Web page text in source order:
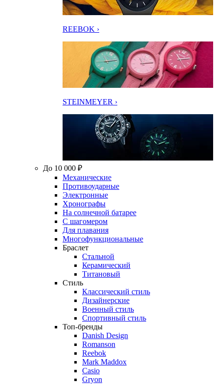
REEBOK ›
STEINMEYER ›
До 10 000 ₽
Механические
Противоударные
Электронные
Хронографы
На солнечной батарее
С шагомером
Для плавания
Многофункциональные
Браслет
Стальной
Керамический
Титановый
Стиль
Классический стиль
Дизайнерские
Военный стиль
Спортивный стиль
Топ-бренды
Danish Design
Romanson
Reebok
Mark Maddox
Casio
Gryon